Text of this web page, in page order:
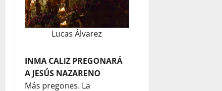
Lucas Álvarez
INMA CALIZ PREGONARÁ
A JESÚS NAZARENO
Más pregones. La